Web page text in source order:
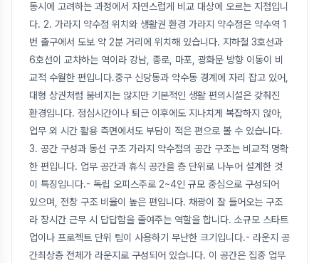
동시에 고려하는 과정에서 자연스럽게 비교 대상에 오르는 지점입니
다. 2. 가라지 약수점 위치와 생활권 환경 가라지 약수점은 약수역 1
번 출구에서 도보 약 2분 거리에 위치해 있습니다. 지하철 3호선과
6호선이 교차하는 역이라 강남, 종로, 마포, 광화문 방향 이동이 비
교적 수월한 편입니다.중구 신당동과 약수동 경계에 자리 잡고 있어,
대형 상권처럼 붐비지는 않지만 기본적인 생활 편의시설은 갖춰진
환경입니다. 점심시간이나 퇴근 이후에도 지나치게 복잡하지 않아,
업무 외 시간 활용 측면에서도 부담이 적은 편으로 볼 수 있습니다.
3. 공간 구성과 동선 구조 가라지 약수점의 공간 구조는 비교적 명확
한 편입니다. 업무 공간과 휴식 공간을 층 단위로 나누어 설계한 것
이 특징입니다.- 독립 오피스주로 2~4인 규모 중심으로 구성되어
있으며, 전창 구조 비율이 높은 편입니다. 채광이 잘 들어오는 구조
라 장시간 근무 시 답답함을 줄여주는 역할을 합니다. 소규모 스타트
업이나 프로젝트 단위 팀이 사용하기 무난한 크기입니다.- 라운지 공
간최상층 전체가 라운지로 구성되어 있습니다. 이 공간은 집중 업무